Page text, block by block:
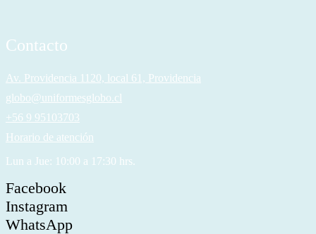
Contacto
Av. Providencia 1120, local 61, Providencia
globo@uniformesglobo.cl
+56 9 95103703
Horario de atención
Lun a Jue: 10:00 a 17:30 hrs.
Facebook
Instagram
WhatsApp